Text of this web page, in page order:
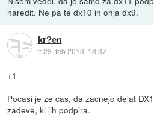
naredit. Ne pa te dx10 in ohja dx9.
kr?en
::23. feb 2013, 18:37
+1
Pocasi je ze cas, da zacnejo delat
zadeve, ki jih podpira.